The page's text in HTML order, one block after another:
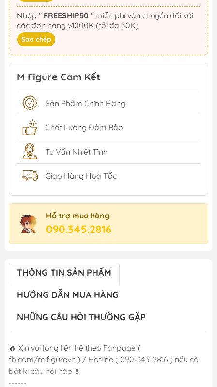
Nhập " FREESHIP50
các đơn hàng >1000K (tối đa 50K)
Sao chép
M Figure Cam Kết
Sản Phẩm Chính Hãng
Chất Lượng Đảm Bảo
Tư Vấn Nhiệt Tình
Giao Hàng Hoả Tốc
Hỗ trợ mua hàng
090.345.2816
THÔNG TIN SẢN PHẨM
HƯỚNG DẪN MUA HÀNG
NHỮNG CÂU HỎI THƯỜNG GẶP
🔥 Xin vui lòng liên hệ theo Fanpage (
fb.com/m.figurevn ) / Hotline ( 090-345-2816 ) nếu có
bất kì câu hỏi nào !!!
------